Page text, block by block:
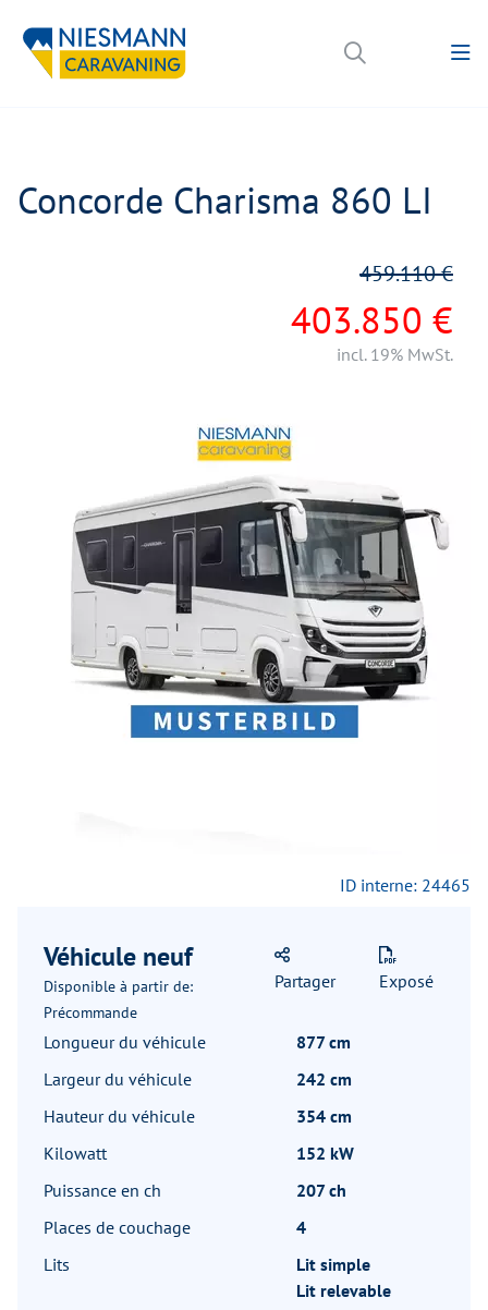
Concorde Charisma 860 LI
403.850 €
459.110 €
incl. 19% MwSt.
Previous
ID interne: 24465
Véhicule neuf
Disponible à partir de:
Précommande
Partager Exposé
Longueur du véhicule
877 cm
Largeur du véhicule
242 cm
Hauteur du véhicule
354 cm
Kilowatt
152 kW
Puissance en ch
207 ch
Places de couchage
4
Lits
Lit simple
Lit relevable